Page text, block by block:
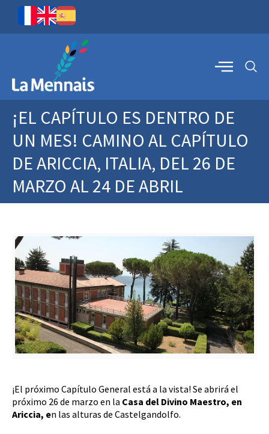
¡EL CAPÍTULO ES DENTRO DE
UN MES! CAMINO AL CAPÍTULO
DE ARICCIA, ITALIA, DEL 26 DE
MARZO AL 24 DE ABRIL
¡El próximo Capítulo General está a la vista! Se abrirá el
próximo 26 de marzo en la Casa del Divino Maestro, en
Ariccia, en las alturas de Castelgandolfo.